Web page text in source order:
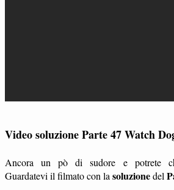
Video soluzione Parte 47 Watch
Ancora un pò di sudore e potrete
Guardatevi il filmato con la soluzionedel